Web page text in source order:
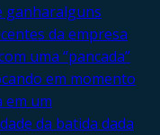
ganharalguns
da empresa
uma “pancada”
em momento
em um
da batida dada